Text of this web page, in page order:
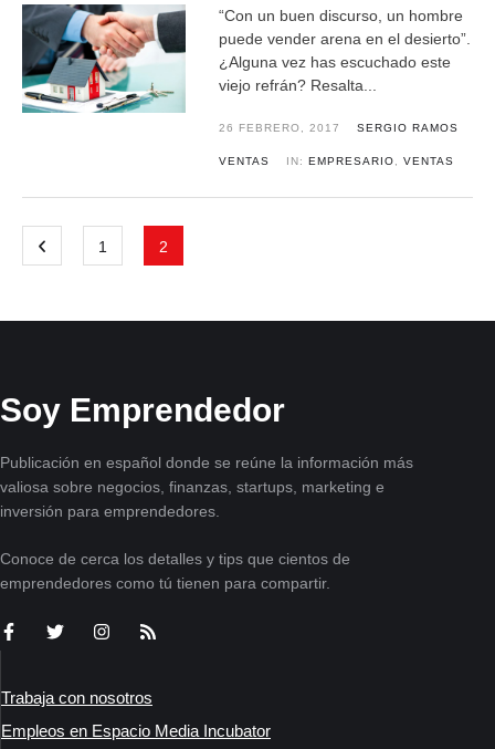
“Con un buen discurso, un hombre
puede vender arena en el desierto”.
¿Alguna vez has escuchado este
viejo refrán? Resalta...
26 FEBRERO, 2017 SERGIO RAMOS
VENTAS IN:EMPRESARIO ,VENTAS
1 2
Soy Emprendedor
Publicación en español donde se reúne la información más
valiosa sobre negocios, finanzas, startups, marketing e
inversión para emprendedores.
Conoce de cerca los detalles y tips que cientos de
emprendedores como tú tienen para compartir.
Trabaja con nosotros
Empleos en Espacio Media Incubator